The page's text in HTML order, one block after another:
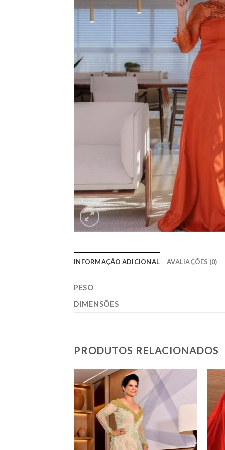
INFORMAÇÃO ADICIONAL AVALIAÇÕES (0)
PESO
DIMENSÕES
PRODUTOS RELACIONADOS
Add to
wishlist